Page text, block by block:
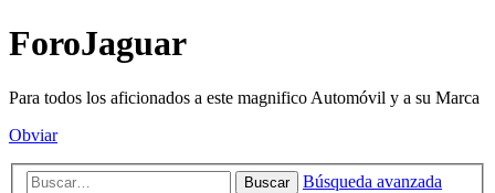
ForoJaguar
Para todos los aficionados a este magnifico Automóvil y a su Marca
Obviar
Buscar Búsqueda avanzada